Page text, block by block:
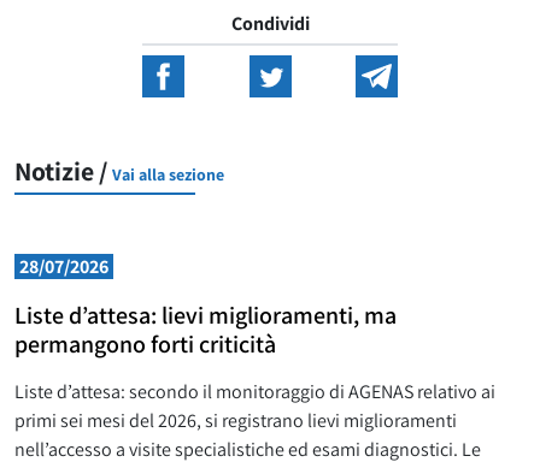
Condividi
Notizie / Vai alla sezione
28/07/2026
Liste d’attesa: lievi miglioramenti, ma
permangono forti criticità
Liste d’attesa: secondo il monitoraggio di AGENAS relativo ai
primi sei mesi del 2026, si registrano lievi miglioramenti
nell’accesso a visite specialistiche ed esami diagnostici. Le